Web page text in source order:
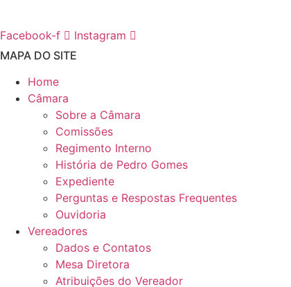
Facebook-f
Instagram
MAPA DO SITE
Home
Câmara
Sobre a Câmara
Comissões
Regimento Interno
História de Pedro Gomes
Expediente
Perguntas e Respostas Frequentes
Ouvidoria
Vereadores
Dados e Contatos
Mesa Diretora
Atribuições do Vereador